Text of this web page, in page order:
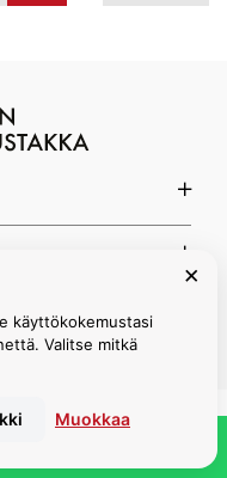
×
käyttökokemustasi
Valitse mitkä
Muokkaa